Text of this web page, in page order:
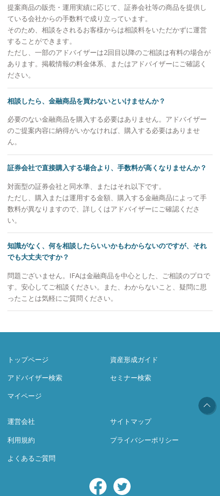
要因も分析し、お客様に情報提供を行っています。
【投資教育】 私立大学でライフプランニングを教
えていた経験を通じて、富裕層のお客様のご子息、
ご令嬢に対して投資教育を実施させていただいてお
ります。 【大切にしていること】 「自分が心の底
から思っていること」をお伝えすることです。マー
えします。他社の商品が良いと思えば良いと申し上
げますし、駄目なものはダメと申し上げます。それ
がお客様からの信頼に繋がると思っています。
【自身のマネースタイル】 個別株ですと値動きに
の動きに使ってしまい、もったいないと思っている
ので、基本的に収入のうち余ったお金はETFや他の
阪市 【家族構成】 妻と10歳、8歳の2人の子供がい
ます。 【趣味】 ゴルフ、旅行、お酒が趣味で、最
近は沖縄に行きました。マイル集めにこだわりがあ
お客様にも伝えることがあります。
提案商品の販売・運用実績に応じて、証券会社等の商品を提供し
ている会社からの手数料で成り立っています。
そのため、相談をされるお客様からは相談料をいただかずに運営
することができます。
ただし、一部のアドバイザーは2回目以降のご相談は有料の場合が
あります。掲載情報の料金体系、またはアドバイザーにご確認く
ださい。
相談したら、金融商品を買わないといけませんか？
必要のない金融商品を購入する必要はありません。アドバイザー
のご提案内容に納得がいかなければ、購入する必要はありませ
ん。
証券会社で直接購入する場合より、手数料が高くなりませんか？
対面型の証券会社と同水準、またはそれ以下です。
ただし、購入または運用する金額、購入する金融商品によって手
数料が異なりますので、詳しくはアドバイザーにご確認くださ
い。
知識がなく、何を相談したらいいかもわからないのですが、それ
でも大丈夫ですか？
問題ございません。IFAは金融商品を中心とした、ご相談のプロで
す。安心してご相談ください。また、わからないこと、疑問に思
ったことは気軽にご質問ください。
トップページ
資産形成ガイド
アドバイザー検索
セミナー検索
マイページ
運営会社
サイトマップ
利用規約
プライバシーポリシー
よくあるご質問
Facebook